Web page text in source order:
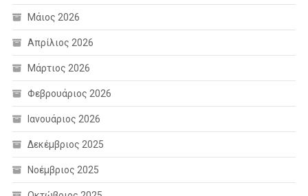
Μάιος 2026
Απρίλιος 2026
Μάρτιος 2026
Φεβρουάριος 2026
Ιανουάριος 2026
Δεκέμβριος 2025
Νοέμβριος 2025